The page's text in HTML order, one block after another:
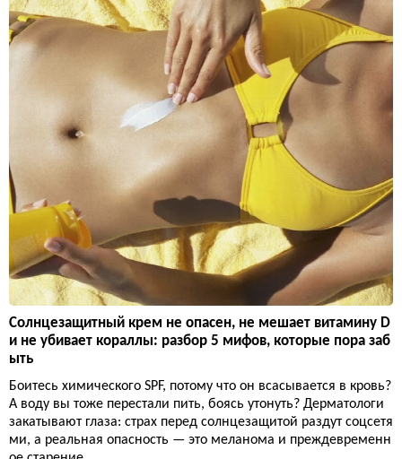
Солнцезащитный крем не опасен, не мешает витамину D
и не убивает кораллы: разбор 5 мифов, которые пора заб
ыть
Боитесь химического SPF, потому что он всасывается в кровь?
А воду вы тоже перестали пить, боясь утонуть? Дерматологи
закатывают глаза: страх перед солнцезащитой раздут соцсетя
ми, а реальная опасность — это меланома и преждевременн